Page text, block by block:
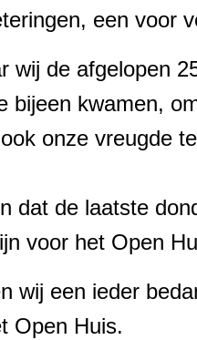
een voor
wij de afgelopen
bijeen kwamen,
onze vreugde
dat de laatste
voor het Open
wij een ieder
Open Huis.